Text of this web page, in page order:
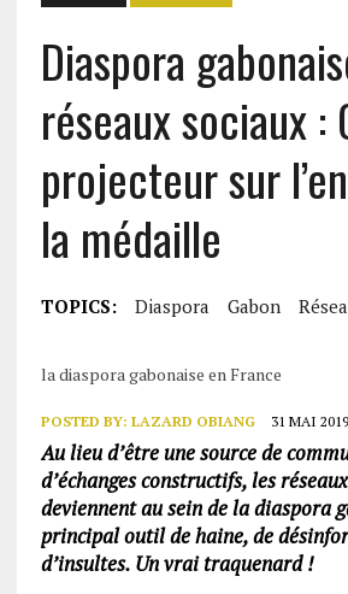
Diaspora
réseaux sociaux :
projecteur sur
la médaille
TOPICS: Diaspora Gabon
la diaspora gabonaise en France
POSTED BY: LAZARD OBIANG 31 MAI 2019
Au lieu d’être une source de
d’échanges constructifs, les
deviennent au sein de la diaspora
principal outil de haine, de
d’insultes. Un vrai traquenard !